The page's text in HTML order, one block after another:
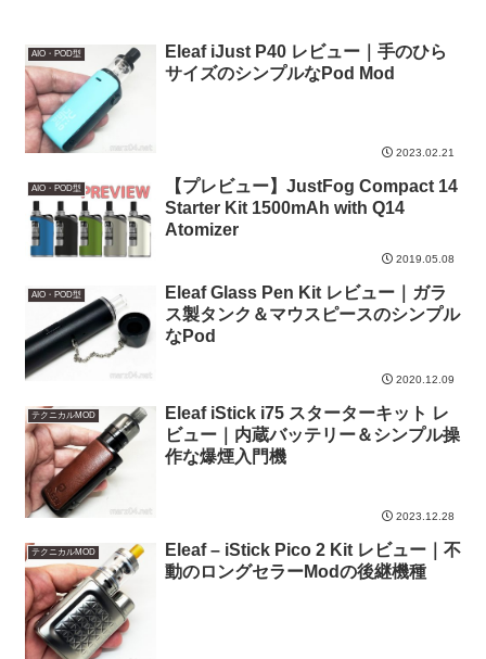
AIO・POD型
Eleaf iJust P40 レビュー｜手のひら
サイズのシンプルなPod Mod
2023.02.21
AIO・POD型
【プレビュー】JustFog Compact 14
Starter Kit 1500mAh with Q14
Atomizer
2019.05.08
AIO・POD型
Eleaf Glass Pen Kit レビュー｜ガラ
ス製タンク＆マウスピースのシンプル
なPod
2020.12.09
テクニカルMOD
Eleaf iStick i75 スターターキット レ
ビュー｜内蔵バッテリー＆シンプル操
作な爆煙入門機
2023.12.28
テクニカルMOD
Eleaf – iStick Pico 2 Kit レビュー｜不
動のロングセラーModの後継機種